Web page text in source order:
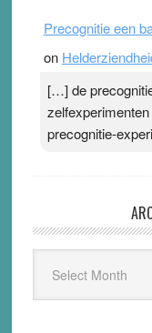
Precognitie een
on
[…] de
precognitie-
Kloptdatwel.nl